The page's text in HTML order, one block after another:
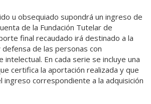
u obsequiado supondrá un ingreso de
de la Fundación Tutelar de
final recaudado irá destinado a la
de las personas con
intelectual. En cada serie se incluye una
certifica la aportación realizada y que
correspondiente a la adquisición